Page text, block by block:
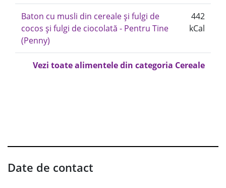
Baton cu musli din cereale și fulgi de
cocos și fulgi de ciocolată - Pentru Tine
(Penny)
442
kCal
Vezi toate alimentele din categoria Cereale
Date de contact